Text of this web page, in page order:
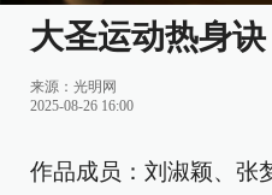
大圣运动热身诀
来源： 光明网
2025-08-26 16:00
作品成员：刘淑颖、张